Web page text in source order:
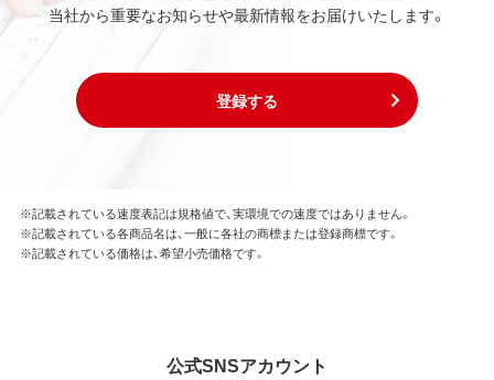
当社から重要なお知らせや最新情報をお届けいたします。
登録する
※記載されている速度表記は規格値で、実環境での速度ではありません。
※記載されている各商品名は、一般に各社の商標または登録商標です。
※記載されている価格は、希望小売価格です。
公式SNSアカウント